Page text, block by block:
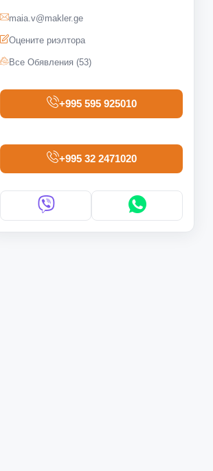
maia.v@makler.ge
Оцените риэлтора
Все Обявления (53)
+995 595 925010
+995 32 2471020